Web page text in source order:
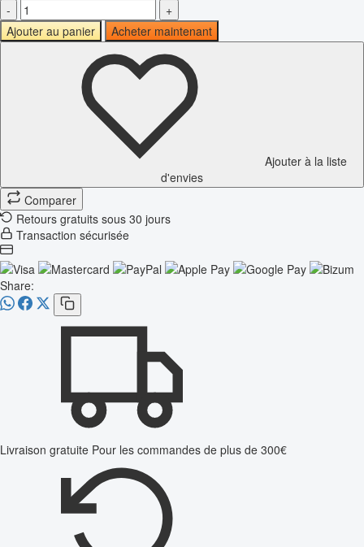
-
+
Ajouter au panier
Acheter maintenant
Ajouter à la liste
d'envies
Comparer
Retours gratuits sous 30 jours
Transaction sécurisée
Share:
Livraison gratuite Pour les commandes de plus de 300€